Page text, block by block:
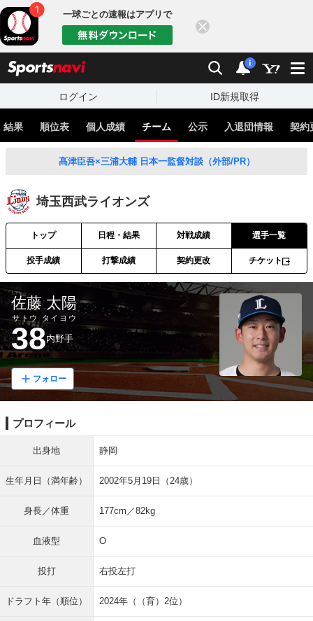
一球ごとの速報はアプリで
検索 通知
i
ログイン ID新規取得
結果 順位表 個人成績 チーム 公示 入退団情報 契約
髙津臣吾×三浦大輔 日本一監督対談（外部/PR）
埼玉西武ライオンズ
トップ 日程・結果 対戦成績 選手一覧
投手成績 打撃成績 契約更改 チケット
佐藤 太陽
サトウ タイヨウ
38内野手
フォロー
プロフィール
出身地 静岡
生年月日（満年齢） 2002年5月19日（24歳）
身長／体重 177cm／82kg
血液型 O
投打 右投左打
ドラフト年（順位） 2024年（（育）2位）